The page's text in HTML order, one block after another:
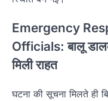
Emergency
Officials: बालू
मिली राहत
घटना की सूचना मिलते ही